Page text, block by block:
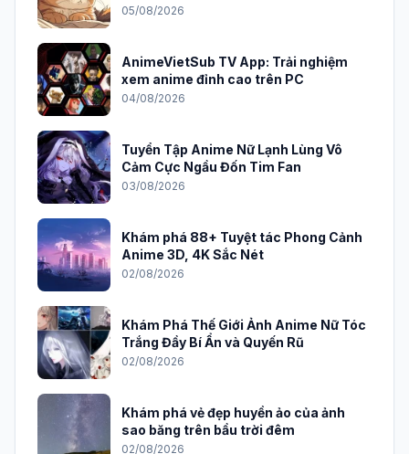
05/08/2026
AnimeVietSub TV App: Trải nghiệm
xem anime đỉnh cao trên PC
04/08/2026
Tuyển Tập Anime Nữ Lạnh Lùng Vô
Cảm Cực Ngầu Đốn Tim Fan
03/08/2026
Khám phá 88+ Tuyệt tác Phong Cảnh
Anime 3D, 4K Sắc Nét
02/08/2026
Khám Phá Thế Giới Ảnh Anime Nữ Tóc
Trắng Đầy Bí Ẩn và Quyến Rũ
02/08/2026
Khám phá vẻ đẹp huyền ảo của ảnh
sao băng trên bầu trời đêm
02/08/2026